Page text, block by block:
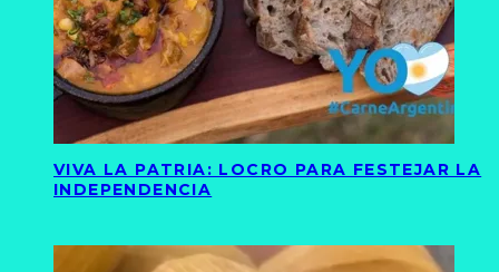
VIVA LA PATRIA: LOCRO PARA FESTEJAR LA
INDEPENDENCIA